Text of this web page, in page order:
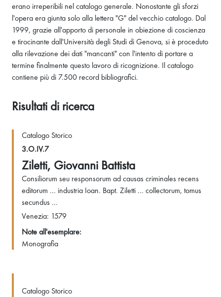
erano irreperibili nel catalogo generale. Nonostante gli sforzi
l'opera era giunta solo alla lettera "G" del vecchio catalogo. Dal
1999, grazie all'apporto di personale in obiezione di coscienza
e tirocinante dall'Università degli Studi di Genova, si è proceduto
alla rilevazione dei dati "mancanti" con l'intento di portare a
termine finalmente questo lavoro di ricognizione. Il catalogo
contiene più di 7.500 record bibliografici.
Risultati di ricerca
Catalogo Storico
3.O.IV.7
Ziletti, Giovanni Battista
Consiliorum seu responsorum ad causas criminales recens
editorum ... industria Ioan. Bapt. Ziletti ... collectorum, tomus
secundus ...
Venezia: 1579
Note all'esemplare:
Monografia
Catalogo Storico